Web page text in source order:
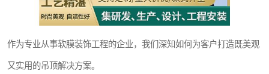
作为专业从事软膜装饰工程的企业，我们深知如何为客户打造既美观
又实用的吊顶解决方案。